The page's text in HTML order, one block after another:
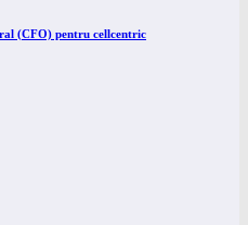
(CFO) pentru cellcentric